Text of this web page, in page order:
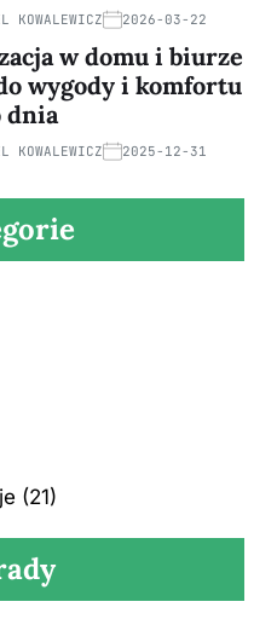
KOWALEWICZ 2026-03-22
w domu i biurze
wygody i komfortu
dnia
KOWALEWICZ 2025-12-31
(21)